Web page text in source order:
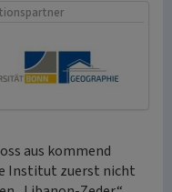
aus kommend
Institut zuerst nicht